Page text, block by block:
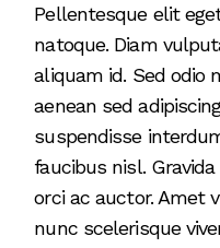
Pellentesque elit
natoque. Diam
aliquam id. Sed odio
aenean sed
suspendisse
faucibus nisl.
orci ac auctor. Amet
nunc scelerisque